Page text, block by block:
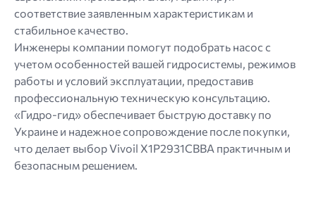
соответствие заявленным характеристикам и
стабильное качество.
Инженеры компании помогут подобрать насос с
учетом особенностей вашей гидросистемы, режимов
работы и условий эксплуатации, предоставив
профессиональную техническую консультацию.
«Гидро-гид» обеспечивает быструю доставку по
Украине и надежное сопровождение после покупки,
что делает выбор Vivoil X1P2931CBBA практичным и
безопасным решением.